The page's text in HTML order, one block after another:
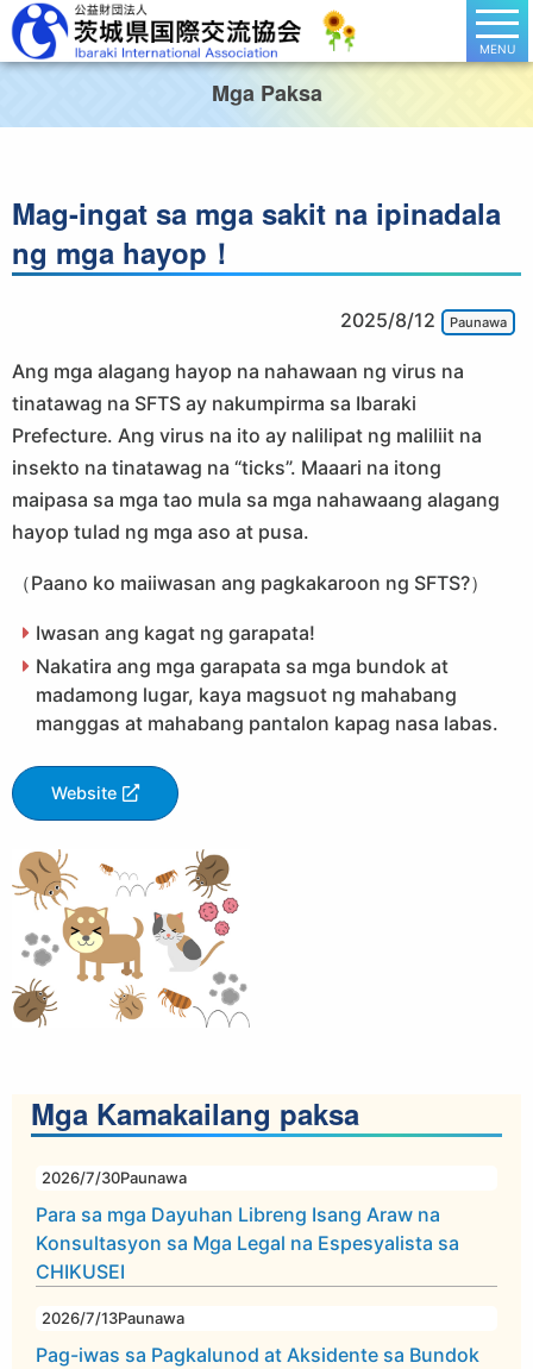
MENU
Mga Paksa
Mag-ingat sa mga sakit na ipinadala
ng mga hayop！
2025/8/12 Paunawa
Ang mga alagang hayop na nahawaan ng virus na
tinatawag na SFTS ay nakumpirma sa Ibaraki
Prefecture. Ang virus na ito ay nalilipat ng maliliit na
insekto na tinatawag na “ticks”. Maaari na itong
maipasa sa mga tao mula sa mga nahawaang alagang
hayop tulad ng mga aso at pusa.
（Paano ko maiiwasan ang pagkakaroon ng SFTS?）
Iwasan ang kagat ng garapata!
Nakatira ang mga garapata sa mga bundok at
madamong lugar, kaya magsuot ng mahabang
manggas at mahabang pantalon kapag nasa labas.
Website
Mga Kamakailang paksa
2026/7/30Paunawa
Para sa mga Dayuhan Libreng Isang Araw na
Konsultasyon sa Mga Legal na Espesyalista sa
CHIKUSEI
2026/7/13Paunawa
Pag-iwas sa Pagkalunod at Aksidente sa Bundok